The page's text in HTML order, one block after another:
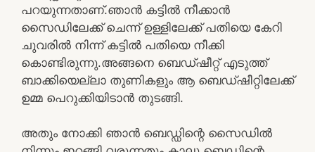
പറയുന്നതാണ്.ഞാൻ കട്ടിൽ നീക്കാൻ
സൈഡിലേക്ക് ചെന്ന് ഉള്ളിലേക്ക് പതിയെ കേറി
ചുവരിൽ നിന്ന് കട്ടിൽ പതിയെ നീക്കി
കൊണ്ടിരുന്നു.അങ്ങനെ ബെഡ്ഷീറ്റ് എടുത്ത്
ബാക്കിയെല്ലാ തുണികളും ആ ബെഡ്ഷീറ്റിലേക്ക്
ഉമ്മ പെറുക്കിയിടാൻ തുടങ്ങി.
അതും നോക്കി ഞാൻ ബെഡ്ഡിന്റെ സൈഡിൽ